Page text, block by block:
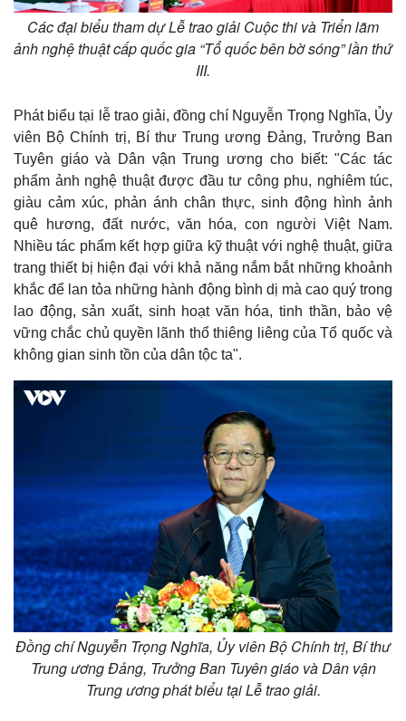
Thế giới
Quan sát
Cuộc sống đó đây
Multimedia
Video
Ảnh
E-Magazine
Các đại biểu tham dự Lễ trao giải Cuộc thi và Triển lãm
ảnh nghệ thuật cấp quốc gia “Tổ quốc bên bờ sóng” lần thứ
III.
Phát biểu tại lễ trao giải, đồng chí Nguyễn Trọng Nghĩa, Ủy
viên Bộ Chính trị, Bí thư Trung ương Đảng, Trưởng Ban
Tuyên giáo và Dân vận Trung ương cho biết: "Các tác
phẩm ảnh nghệ thuật được đầu tư công phu, nghiêm túc,
giàu cảm xúc, phản ánh chân thực, sinh động hình ảnh
quê hương, đất nước, văn hóa, con người Việt Nam.
Nhiều tác phẩm kết hợp giữa kỹ thuật với nghệ thuật, giữa
trang thiết bị hiện đại với khả năng nắm bắt những khoảnh
khắc để lan tỏa những hành động bình dị mà cao quý trong
lao động, sản xuất, sinh hoạt văn hóa, tinh thần, bảo vệ
vững chắc chủ quyền lãnh thổ thiêng liêng của Tổ quốc và
không gian sinh tồn của dân tộc ta".
Đồng chí Nguyễn Trọng Nghĩa, Ủy viên Bộ Chính trị, Bí thư
Trung ương Đảng, Trưởng Ban Tuyên giáo và Dân vận
Trung ương phát biểu tại Lễ trao giải.